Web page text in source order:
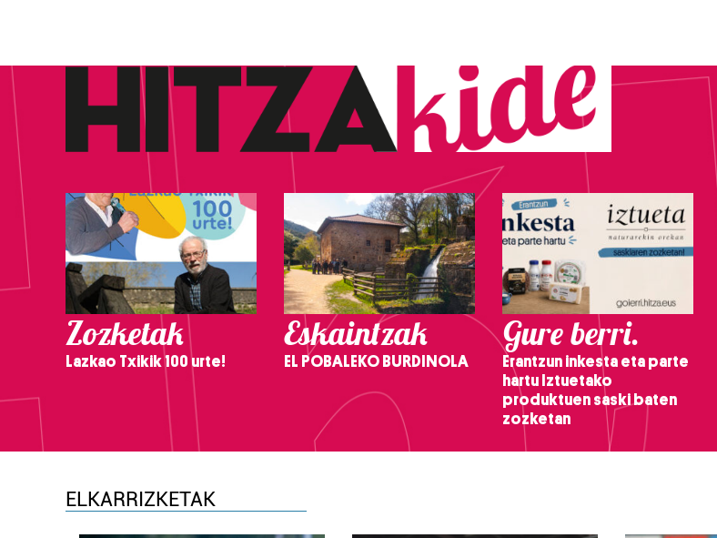
Zozketak
Lazkao Txikik 100 urte!
Eskaintzak
EL POBALEKO BURDINOLA
Gure berri.
Erantzun inkesta eta parte
hartu Iztuetako
produktuen saski baten
zozketan
ELKARRIZKETAK